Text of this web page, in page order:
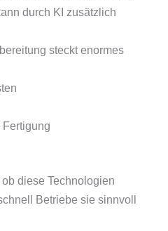
durch KI zusätzlich
steckt enormes
Fertigung
diese Technologien
Betriebe sie sinnvoll